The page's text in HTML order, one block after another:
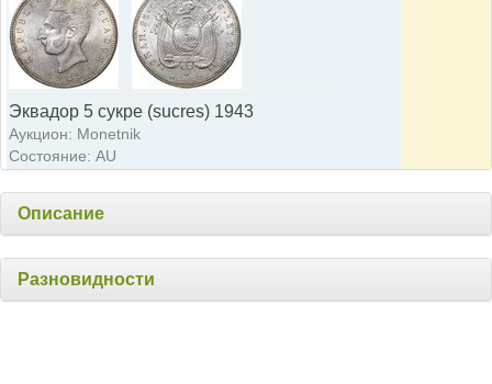
Эквадор 5 сукре (sucres) 1943
Аукцион: Monetnik
Состояние: AU
Описание
Разновидности